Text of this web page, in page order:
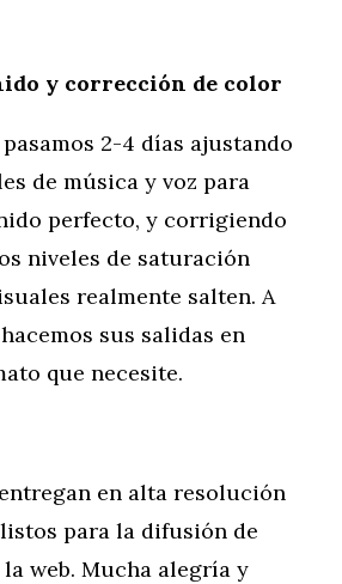
y corrección de color
2-4 días ajustando
de música y voz para
perfecto, y corrigiendo
niveles de saturación
realmente salten. A
sus salidas en
que necesite.
en alta resolución
para la difusión de
web. Mucha alegría y